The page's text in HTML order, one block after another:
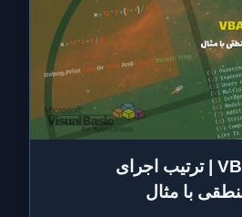
اولویت عملگرها در VBA | ترتیب اجرای
با مثال